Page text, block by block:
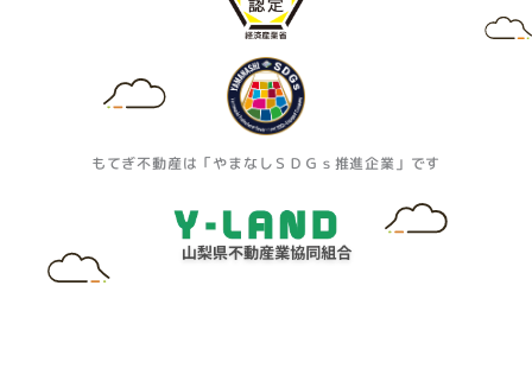
もてぎ不動産は「やまなしＳＤＧｓ推進企業」です